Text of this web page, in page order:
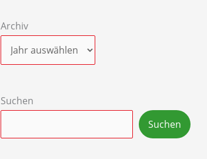
Archiv
Suchen
Suchen